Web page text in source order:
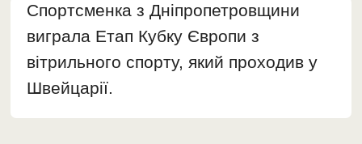
Спортсменка з Дніпропетровщини
виграла Етап Кубку Європи з
вітрильного спорту, який проходив у
Швейцарії.